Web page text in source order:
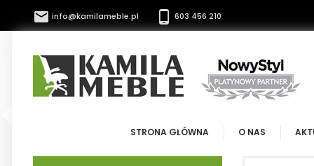
 info@kamilameble.pl  603 456 210
STRONA GŁÓWNA O NAS